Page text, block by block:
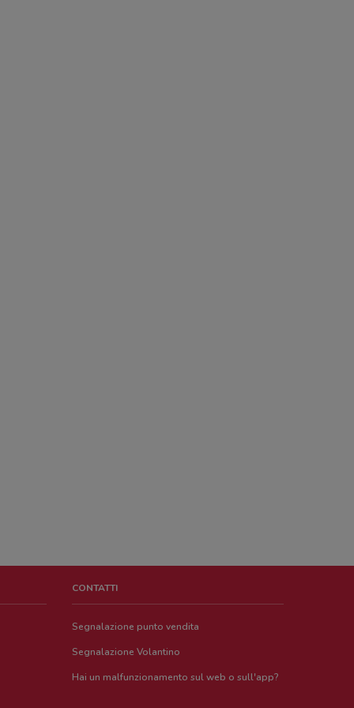
CONTATTI
Segnalazione punto vendita
Segnalazione Volantino
Hai un malfunzionamento sul web o sull'app?